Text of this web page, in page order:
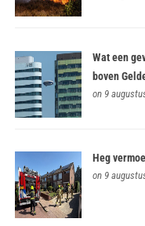
Wat een
boven
on 9
Heg
on 9